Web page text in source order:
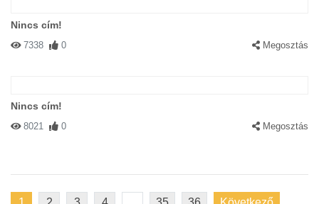
Nincs cím!
7338 0 Megosztás
Nincs cím!
8021 0 Megosztás